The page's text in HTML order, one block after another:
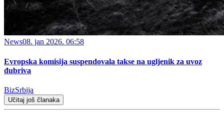
News08. jan 2026. 06:58
Evropska komisija suspendovala takse na ugljenik za uvoz
đubriva
BizSrbija
Učitaj još članaka